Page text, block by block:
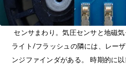
センサまわり。気圧センサと地磁
ライト/フラッシュの隣には、レー
ンジファインダがある。 時期的に